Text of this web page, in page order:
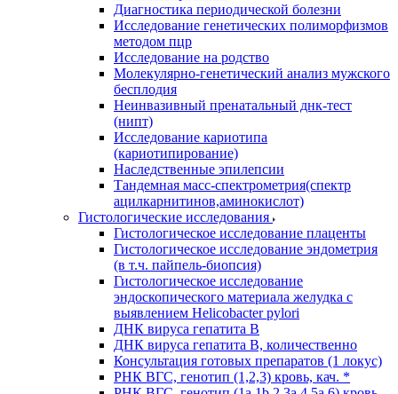
Диагностика периодической болезни
Исследование генетических полиморфизмов
методом пцр
Исследование на родство
Молекулярно-генетический анализ мужского
бесплодия
Неинвазивный пренатальный днк-тест
(нипт)
Исследование кариотипа
(кариотипирование)
Наследственные эпилепсии
Тандемная масс-спектрометрия(спектр
ацилкарнитинов,аминокислот)
Гистологические исследования
Гистологическое исследование плаценты
Гистологическое исследование эндометрия
(в т.ч. пайпель-биопсия)
Гистологическое исследование
эндоскопического материала желудка с
выявлением Helicobacter pylori
ДНК вируса гепатита B
ДНК вируса гепатита B, количественно
Консультация готовых препаратов (1 локус)
РНК ВГC, генотип (1,2,3) кровь, кач. *